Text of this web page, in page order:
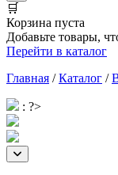
🛒
Корзина пуста
Добавьте товары,
Перейти в каталог
Главная /Каталог /
: ?>